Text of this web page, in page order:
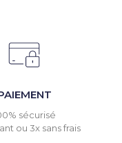
sécurisé
ou 3x sans frais